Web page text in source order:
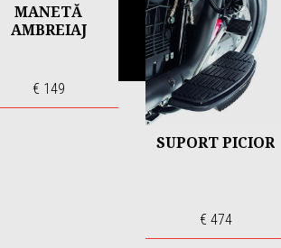
MANETĂ
AMBREIAJ
€ 149
SUPORT PICIOR
€ 474